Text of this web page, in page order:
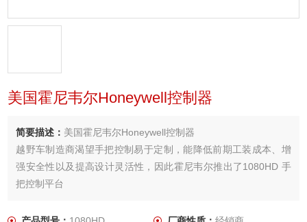
美国霍尼韦尔Honeywell控制器
简要描述： 美国霍尼韦尔Honeywell控制器
越野车制造商渴望手把控制易于定制，能降低前期工装成本、增
强安全性以及提高设计灵活性，因此霍尼韦尔推出了1080HD 手
把控制平台